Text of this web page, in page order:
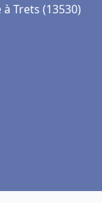
Trets (13530)